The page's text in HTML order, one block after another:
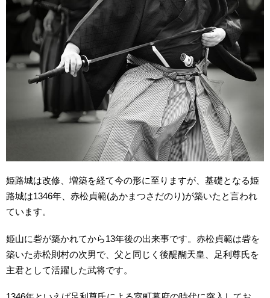
姫路城は改修、増築を経て今の形に至りますが、基礎となる姫
路城は1346年、赤松貞範(あかまつさだのり)が築いたと言われ
ています。
姫山に砦が築かれてから13年後の出来事です。赤松貞範は砦を
築いた赤松則村の次男で、父と同じく後醍醐天皇、足利尊氏を
主君として活躍した武将です。